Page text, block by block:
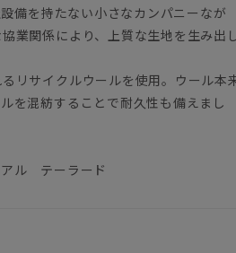
備を持たない小さなカンパニーなが
業関係により、上質な生地を生み出
リサイクルウールを使用。ウール本
を混紡することで耐久性も備えまし
ル テーラード